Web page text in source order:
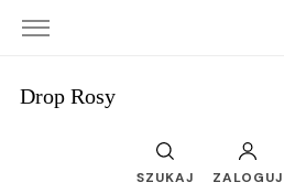
Drop Rosy
SZUKAJ ZALOGUJ